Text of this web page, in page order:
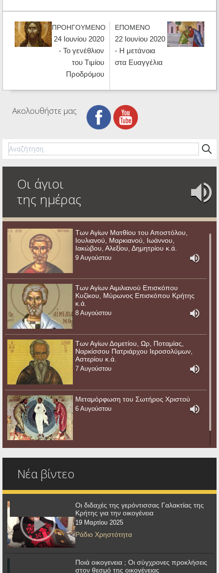
ΠΡΟΗΓΟΥΜΕΝΟ
24 Ιουνίου 2020
- Το γενέθλιον
του Tιμίου
Προδρόμου
ΕΠΟΜΕΝΟ
22 Ιουνίου 2020
- Η μετάνοια
στα Ευαγγέλια
Ακολουθήστε μας
Οι άγιοι
της ημέρας
Των Αγίων Ματθίου του Αποστόλου,
Ιουλιανού, Μαρκιανού, Ιωάννου,
Ιακώβου, Αλεξίου, Δημητρίου κ.ά.
9 Αυγούστου
Των Αγίων Αιμιλιανού Επισκόπου
Κυζίκου, Μύρωνος Επισκόπου Κρήτης
κ.ά.
8 Αυγούστου
Των Αγίων Δομετίου, Ωρ, Ποταμίας,
Ναρκίσσου Πατριάρχου Ιεροσολύμων,
Αστερίου κ.ά.
7 Αυγούστου
Μεταμόρφωση του Σωτήρος Χριστού
6 Αυγούστου
Νέα βίντεο
Οι διδαχές της γερόντισσας Γαλακτίας της
Κρήτης για την οικογένεια
19 Μαρτίου 2025
Ράδιο Χρηστότητα
Ποιά οικογενεια ; Οι σύγχρονες προκλήσεις
στον θεσμό της οικογένειας